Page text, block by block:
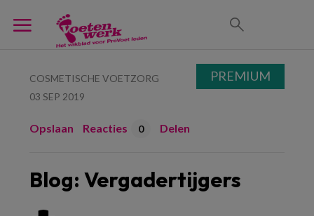
COSMETISCHE VOETZORG
03 SEP 2019
Opslaan Reacties 0 Delen
Blog: Vergadertijgers
PREMIUM